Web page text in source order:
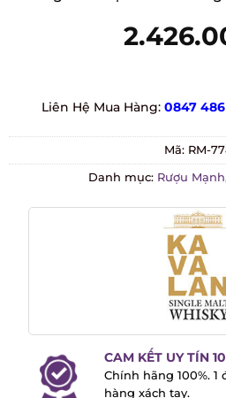
Mã: RM-778
CAM KẾT UY TÍN
Chính hãng 100%. 1